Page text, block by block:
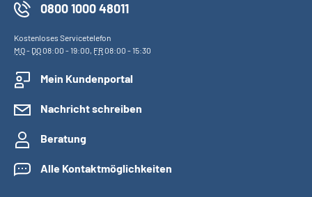
0800 1000 48011
Kostenloses Servicetelefon
MO- DO08:00 - 19:00, FR08:00 - 15:30
Mein Kundenportal
Nachricht schreiben
Beratung
Alle Kontaktmöglichkeiten